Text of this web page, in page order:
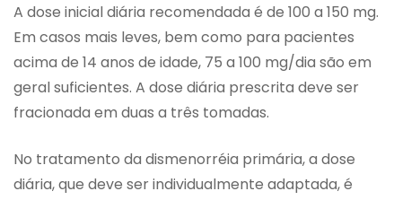
A dose inicial diária recomendada é de 100 a 150 mg.
Em casos mais leves, bem como para pacientes
acima de 14 anos de idade, 75 a 100 mg/dia são em
geral suficientes. A dose diária prescrita deve ser
fracionada em duas a três tomadas.
No tratamento da dismenorréia primária, a dose
diária, que deve ser individualmente adaptada, é